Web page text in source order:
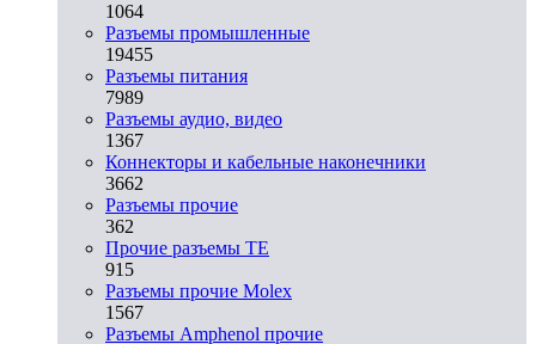
1064
Разъeмы промышленные
19455
Разъeмы питания
7989
Разъeмы аудио, видео
1367
Коннекторы и кабельные наконечники
3662
Разъeмы прочие
362
Прочие разъемы TE
915
Разъемы прочие Molex
1567
Разъемы Amphenol прочие